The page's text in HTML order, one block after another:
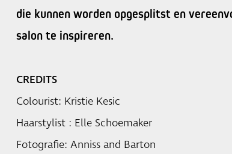
die kunnen worden opgesplitst en
salon te inspireren.
CREDITS
Colourist: Kristie Kesic
Haarstylist : Elle Schoemaker
Fotografie: Anniss and Barton